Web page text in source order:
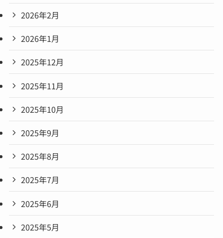
2026年2月
2026年1月
2025年12月
2025年11月
2025年10月
2025年9月
2025年8月
2025年7月
2025年6月
2025年5月